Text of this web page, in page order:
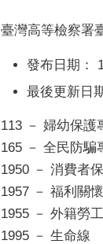
臺灣高等檢察署
發布日期：
最後更新日
113 － 婦幼保護
165 － 全民防騙
1950 － 消費者
1957 － 福利關
1955 － 外籍勞
1995 － 生命線